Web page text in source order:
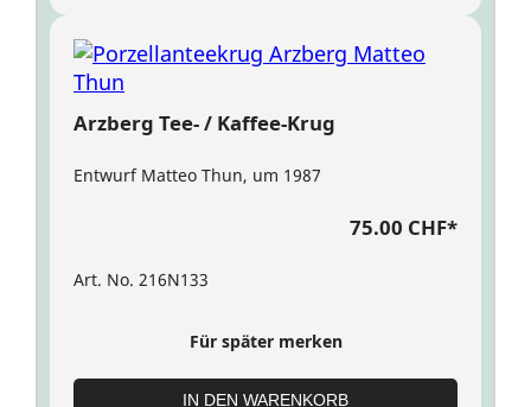
Arzberg Tee- / Kaffee-Krug
Entwurf Matteo Thun, um 1987
75.00 CHF*
Art. No. 216N133
Für später merken
IN DEN WARENKORB